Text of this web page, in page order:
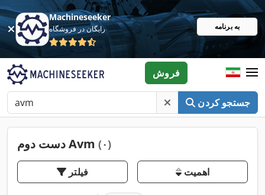
Machineseeker
رایگان در فروشگاه به برنامه
جستجو کردن
فروش
دست دوم Avm (۰)
فیلتر اهمیت